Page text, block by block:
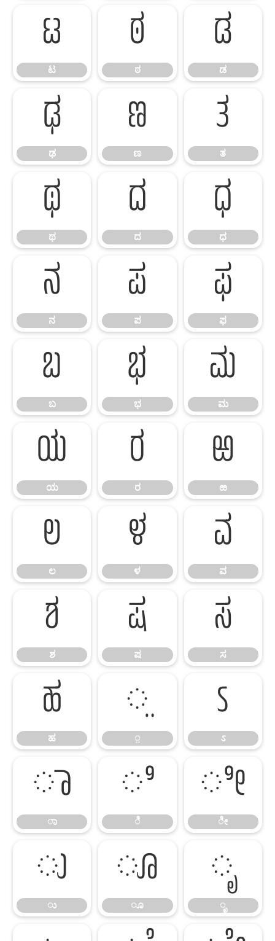
ಟ
ಟ ಠ
ಠ ಡ
ಡ
ಢ
ಢ ಣ
ಣ ತ
ತ
ಥ
ಥ ದ
ದ ಧ
ಧ
ನ
ನ ಪ
ಪ ಫ
ಫ
ಬ
ಬ ಭ
ಭ ಮ
ಮ
ಯ
ಯ ರ
ರ ಱ
ಱ
ಲ
ಲ ಳ
ಳ ವ
ವ
ಶ
ಶ ಷ
ಷ ಸ
ಸ
ಹ
ಹ ಼
಼ ಽ
ಽ
ಾ
ಾ ಿ
ಿ ೀ
ೀ
ು
ು ೂ
ೂ ೃ
ೃ